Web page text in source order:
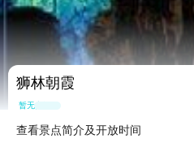
狮林朝霞
暂无点评
查看景点简介及开放时间